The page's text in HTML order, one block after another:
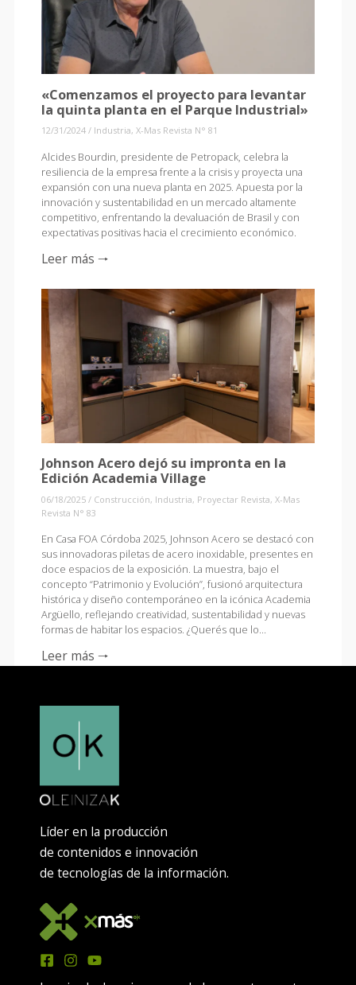
«Comenzamos el proyecto para levantar
la quinta planta en el Parque Industrial»
12/31/2024 / Industria, X-Mas Revista N° 81
Alcides Bourdin, presidente de Petropack, celebra la
resiliencia de la empresa frente a la crisis y proyecta una
expansión con una nueva planta en 2025. Apuesta por la
innovación y sustentabilidad en un mercado altamente
competitivo, enfrentando la devaluación de Brasil y con
expectativas positivas hacia el crecimiento económico.
Leer más 🠒
Johnson Acero dejó su impronta en la
Edición Academia Village
06/18/2025 / Construcción, Industria, Proyectar Revista, X-Mas
Revista N° 83
En Casa FOA Córdoba 2025, Johnson Acero se destacó con
sus innovadoras piletas de acero inoxidable, presentes en
doce espacios de la exposición. La muestra, bajo el
concepto “Patrimonio y Evolución”, fusionó arquitectura
histórica y diseño contemporáneo en la icónica Academia
Argüello, reflejando creatividad, sustentabilidad y nuevas
formas de habitar los espacios. ¿Querés que lo…
Leer más 🠒
Líder en la producción
de contenidos e innovación
de tecnologías de la información.